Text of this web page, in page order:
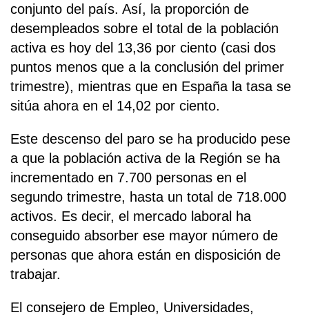
conjunto del país. Así, la proporción de
desempleados sobre el total de la población
activa es hoy del 13,36 por ciento (casi dos
puntos menos que a la conclusión del primer
trimestre), mientras que en España la tasa se
sitúa ahora en el 14,02 por ciento.
Este descenso del paro se ha producido pese
a que la población activa de la Región se ha
incrementado en 7.700 personas en el
segundo trimestre, hasta un total de 718.000
activos. Es decir, el mercado laboral ha
conseguido absorber ese mayor número de
personas que ahora están en disposición de
trabajar.
El consejero de Empleo, Universidades,